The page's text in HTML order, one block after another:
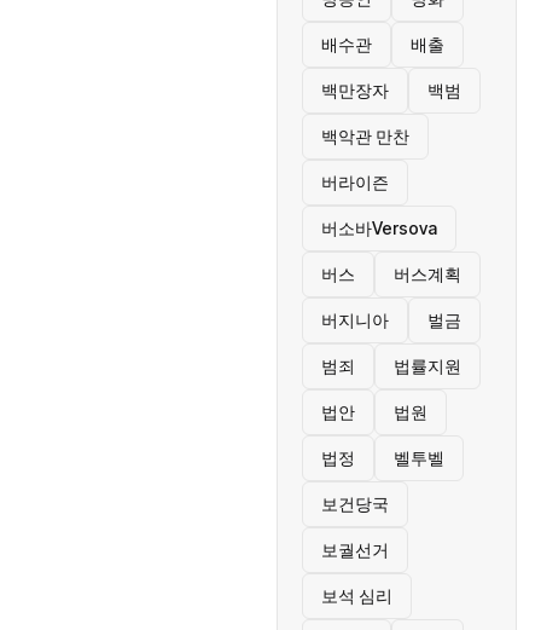
배수관 배출
백만장자 백범
백악관 만찬
버라이즌
버소바Versova
버스 버스계획
버지니아 벌금
범죄 법률지원
법안 법원
법정 벨투벨
보건당국
보궐선거
보석 심리